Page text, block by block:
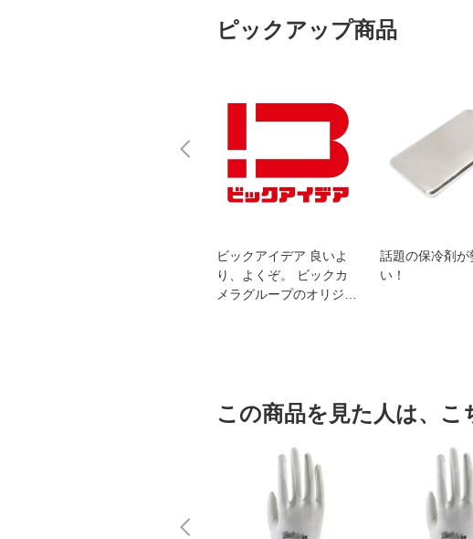
ピックアップ商品
ビックアイデア 良いよ
り、よくぞ。 ビックカ
メラグループのオリジナ
話題の保冷剤が
い！
この商品を見た人は、こ